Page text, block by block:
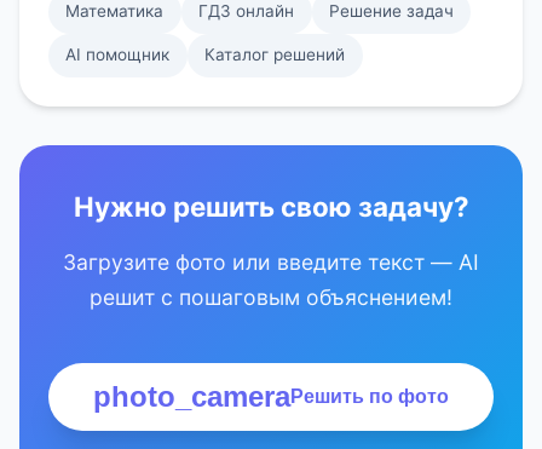
Математика ГДЗ онлайн Решение задач
AI помощник Каталог решений
Нужно решить свою задачу?
Загрузите фото или введите текст — AI
решит с пошаговым объяснением!
photo_cameraРешить по фото